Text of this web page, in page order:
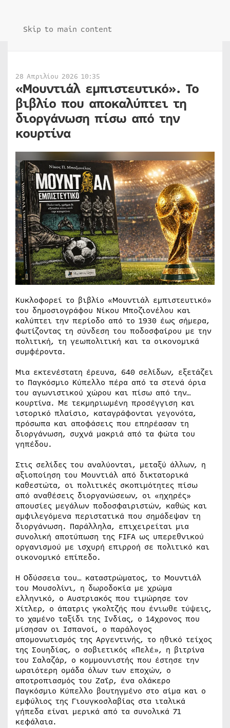
Skip to main content
28 Απριλίου 2026 10:35
«Μουντιάλ εμπιστευτικό». Το
βιβλίο που αποκαλύπτει τη
διοργάνωση πίσω από την
κουρτίνα
Κυκλοφορεί το βιβλίο «Μουντιάλ εμπιστευτικό»
του δημοσιογράφου Νίκου Μποζιονέλου και
καλύπτει την περίοδο από το 1930 έως σήμερα,
φωτίζοντας τη σύνδεση του ποδοσφαίρου με την
πολιτική, τη γεωπολιτική και τα οικονομικά
συμφέροντα.
Μια εκτενέστατη έρευνα, 640 σελίδων, εξετάζει
το Παγκόσμιο Κύπελλο πέρα από τα στενά όρια
του αγωνιστικού χώρου και πίσω από την…
κουρτίνα. Με τεκμηριωμένη προσέγγιση και
ιστορικό πλαίσιο, καταγράφονται γεγονότα,
πρόσωπα και αποφάσεις που επηρέασαν τη
διοργάνωση, συχνά μακριά από τα φώτα του
γηπέδου.
Στις σελίδες του αναλύονται, μεταξύ άλλων, η
αξιοποίηση του Μουντιάλ από δικτατορικά
καθεστώτα, οι πολιτικές σκοπιμότητες πίσω
από αναθέσεις διοργανώσεων, οι «ηχηρές»
απουσίες μεγάλων ποδοσφαιριστών, καθώς και
αμφιλεγόμενα περιστατικά που σημάδεψαν τη
διοργάνωση. Παράλληλα, επιχειρείται μια
συνολική αποτύπωση της FIFA ως υπερεθνικού
οργανισμού με ισχυρή επιρροή σε πολιτικό και
οικονομικό επίπεδο.
Η Οδύσσεια του… καταστρώματος, το Μουντιάλ
του Μουσολίνι, η δωροδοκία με χρώμα
ελληνικό, ο Αυστριακός που τιμώρησε τον
Χίτλερ, ο άπατρις γκολτζής που ένιωθε τύψεις,
το χαμένο ταξίδι της Ινδίας, ο 14χρονος που
μίσησαν οι Ισπανοί, ο παράλογος
απομονωτισμός της Αργεντινής, το ηθικό τείχος
της Σουηδίας, ο σοβιετικός «Πελέ», η βιτρίνα
του Σαλαζάρ, ο κομμουνιστής που έστησε την
ωραιότερη ομάδα όλων των εποχών, ο
αποτροπιασμός του Ζαΐρ, ένα ολάκερο
Παγκόσμιο Κύπελλο βουτηγμένο στο αίμα και ο
εμφύλιος της Γιουγκοσλαβίας στα ιταλικά
γήπεδα είναι μερικά από τα συνολικά 71
κεφάλαια.